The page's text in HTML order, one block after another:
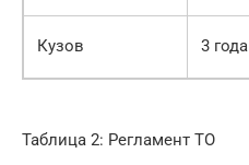
Кузов 3 года
Таблица 2: Регламент ТО